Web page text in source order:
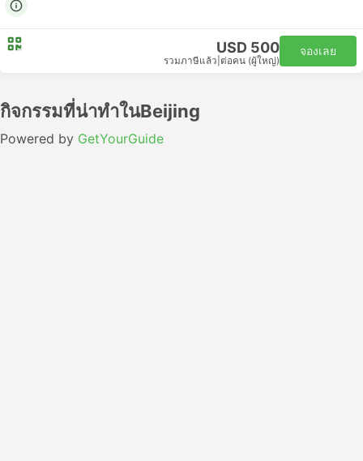
USD 500
รวมภาษีแล้ว ต่อคน (ผู้ใหญ่)
จองเลย
กิจกรรมที่น่าทำในBeijing
Powered by GetYourGuide